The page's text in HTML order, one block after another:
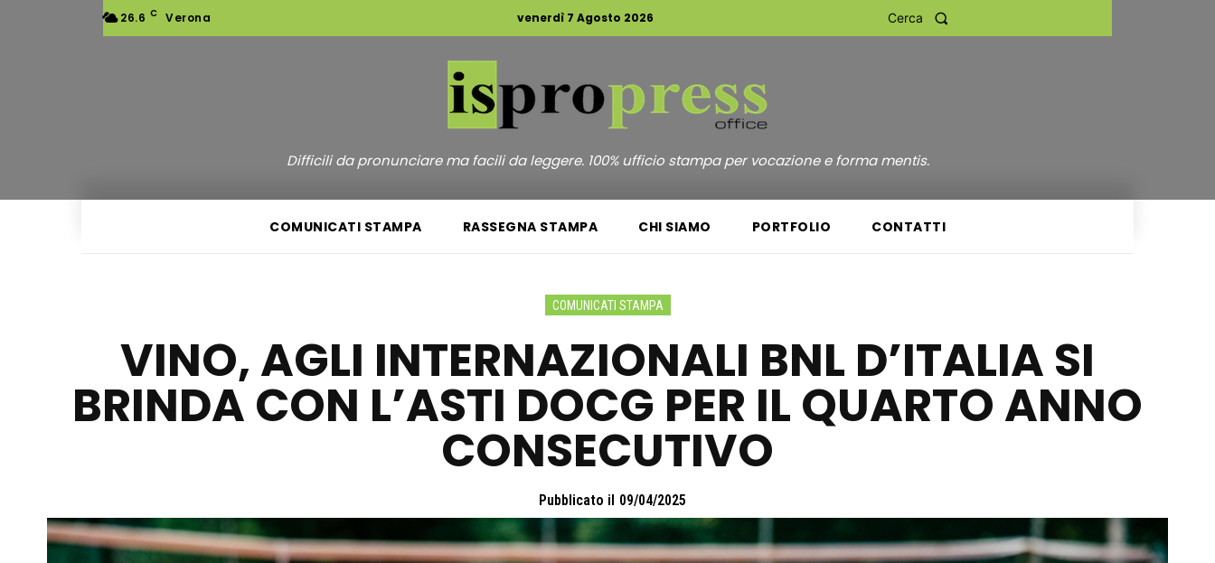
26.6 C Verona venerdì 7 Agosto 2026 Cerca
Difficili da pronunciare ma facili da leggere. 100% ufficio stampa per vocazione e forma mentis.
COMUNICATI STAMPA RASSEGNA STAMPA CHI SIAMO PORTFOLIO CONTATTI
COMUNICATI STAMPA
VINO, AGLI INTERNAZIONALI BNL D’ITALIA SI
BRINDA CON L’ASTI DOCG PER IL QUARTO ANNO
CONSECUTIVO
Pubblicato il 09/04/2025